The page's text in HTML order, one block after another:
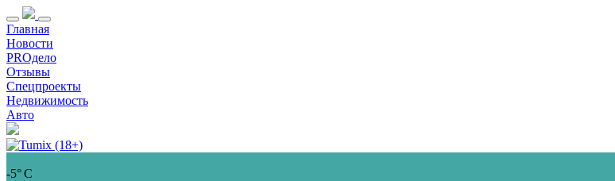
Главная
Новости
PROдело
Отзывы
Спецпроекты
Недвижимость
Авто
-5° С